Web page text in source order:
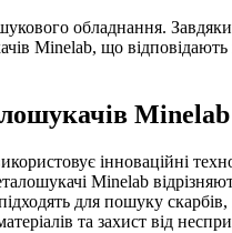
обладнання.
Minelab, що
Minelab
інноваційні
Minelab
для пошуку
та захист від